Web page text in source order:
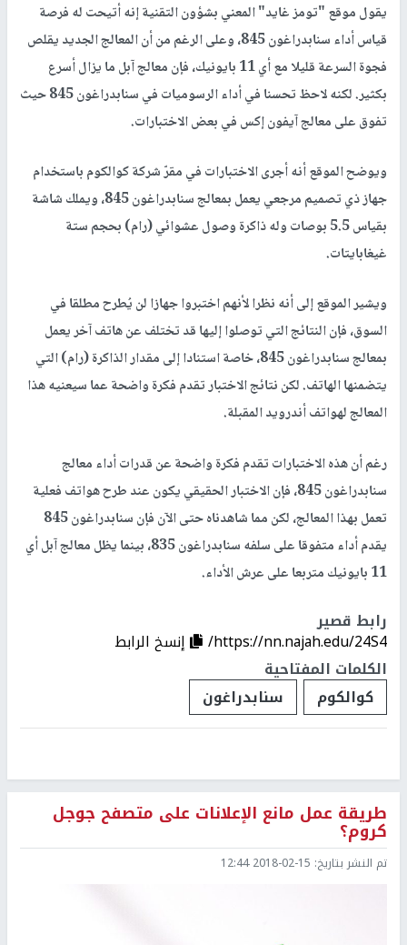
يقول موقع "تومز غايد" المعني بشؤون التقنية إنه أتيحت له فرصة
قياس أداء سنابدراغون 845، وعلى الرغم من أن المعالج الجديد يقلص
فجوة السرعة قليلا مع أي 11 بايونيك، فإن معالج آبل ما يزال أسرع
بكثير. لكنه لاحظ تحسنا في أداء الرسوميات في سنابدراغون 845 حيث
تفوق على معالج آيفون إكس في بعض الاختبارات.
ويوضح الموقع أنه أجرى الاختبارات في مقرّ شركة كوالكوم باستخدام
جهاز ذي تصميم مرجعي يعمل بمعالج سنابدراغون 845، ويملك شاشة
بقياس 5.5 بوصات وله ذاكرة وصول عشوائي (رام) بحجم ستة
غيغابايتات.
ويشير الموقع إلى أنه نظرا لأنهم اختبروا جهازا لن يُطرح مطلقا في
السوق، فإن النتائج التي توصلوا إليها قد تختلف عن هاتف آخر يعمل
بمعالج سنابدراغون 845، خاصة استنادا إلى مقدار الذاكرة (رام) التي
يتضمنها الهاتف. لكن نتائج الاختبار تقدم فكرة واضحة عما سيعنيه هذا
المعالج لهواتف أندرويد المقبلة.
رغم أن هذه الاختبارات تقدم فكرة واضحة عن قدرات أداء معالج
سنابدراغون 845، فإن الاختبار الحقيقي يكون عند طرح هواتف فعلية
تعمل بهذا المعالج، لكن مما شاهدناه حتى الآن فإن سنابدراغون 845
يقدم أداء متفوقا على سلفه سنابدراغون 835، بينما يظل معالج آبل أي
11 بايونيك متربعا على عرش الأداء.
رابط قصير
https://nn.najah.edu/24S4/
إنسخ الرابط
الكلمات المفتاحية
كوالكوم
سنابدراغون
طريقة عمل مانع الإعلانات على متصفح جوجل
كروم؟
تم النشر بتاريخ: 2018-02-15 12:44